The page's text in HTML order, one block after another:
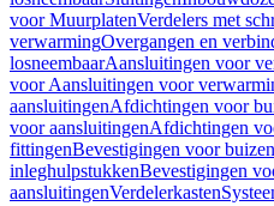
voor MuurplatenVerdelers met
verwarmingOvergangen en
losneembaarAansluitingen voor
voor Aansluitingen voor
aansluitingenAfdichtingen voor
voor aansluitingenAfdichtingen
fittingenBevestigingen voor buizen
inleghulpstukkenBevestigingen
aansluitingenVerdelerkasten